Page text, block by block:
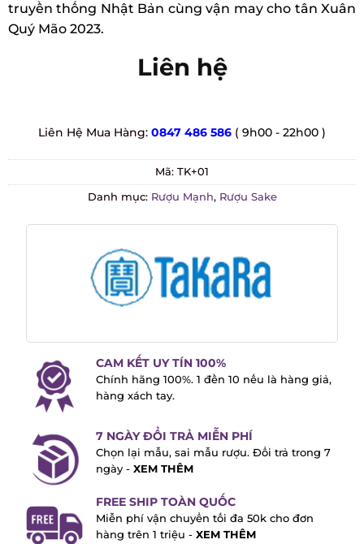
truyền thống Nhật Bản cùng vận may cho tân
Xuân Quý Mão 2023.
Liên hệ
Liên Hệ Mua Hàng:0847 486 586 ( 9h00 - 22h00 )
Mã:TK+01
Danh mục:Rượu Mạnh,Rượu Sake
CAM KẾT UY TÍN 100%
Chính hãng 100%. 1 đền 10 nếu là hàng
giả, hàng xách tay.
7 NGÀY ĐỔI TRẢ MIỄN PHÍ
Chọn lại mẫu, sai mẫu rượu. Đổi trả trong
7 ngày -XEM THÊM
FREE SHIP TOÀN QUỐC
Miễn phí vận chuyển tối đa 50k cho đơn
hàng trên 1 triệu -
XEM THÊM